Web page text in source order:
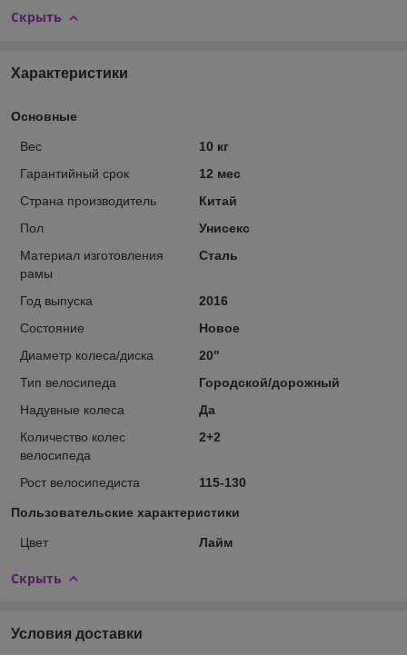
Скрыть
Характеристики
Основные
Вес
10 кг
Гарантийный срок
12 мес
Страна производитель
Китай
Пол
Унисекс
Материал изготовления
рамы
Сталь
Год выпуска
2016
Состояние
Новое
Диаметр колеса/диска
20"
Тип велосипеда
Городской/дорожный
Надувные колеса
Да
Количество колес
велосипеда
2+2
Рост велосипедиста 115-130
Пользовательские характеристики
Цвет Лайм
Скрыть
Условия доставки